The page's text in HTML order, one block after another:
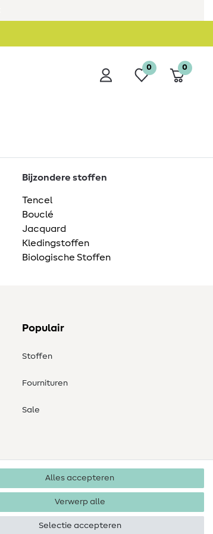
0 0
Bijzondere stoffen
Tencel
Bouclé
Jacquard
Kledingstoffen
Biologische Stoffen
Populair
Stoffen
Fournituren
Sale
Alles accepteren
Verwerp alle
Selectie accepteren